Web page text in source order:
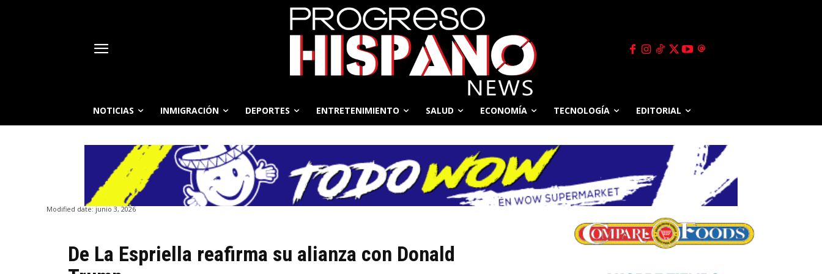
NOTICIAS INMIGRACIÓN DEPORTES ENTRETENIMIENTO SALUD ECONOMÍA TECNOLOGÍA EDITORIAL
Modified date: junio 3, 2026
De La Espriella reafirma su alianza con Donald